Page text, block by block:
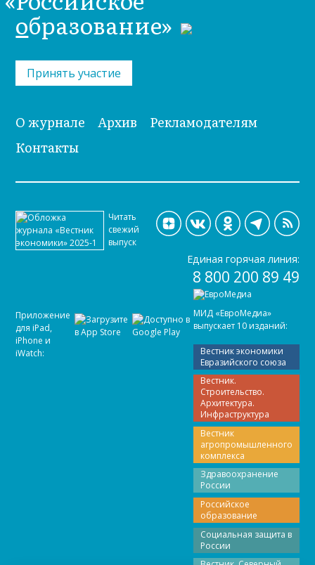
образование»
Принять участие
О журнале Архив
Рекламодателям
Контакты
МИД «ЕвроМедиа»
выпускает 10 изданий:
Вестник экономики
Евразийского союза
Вестник.
Строительство.
Архитектура.
Инфраструктура
Вестник
агропромышленного
комплекса
Здравоохранение
России
Российское
образование
Социальная защита в
России
Читать
свежий
выпуск
Приложение
для iPad,
iPhone и
iWatch:
Единая горячая линия:
8 800 200 89 49